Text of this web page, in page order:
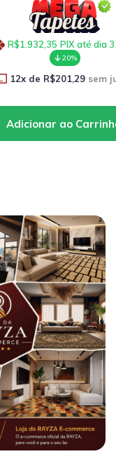
R$1.863,00 PIX até dia
20%
R$194,06